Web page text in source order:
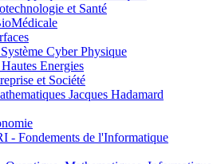
et Santé
Cyber Physique
Energies
et Société
Jacques Hadamard
Fondements de l'Informatique